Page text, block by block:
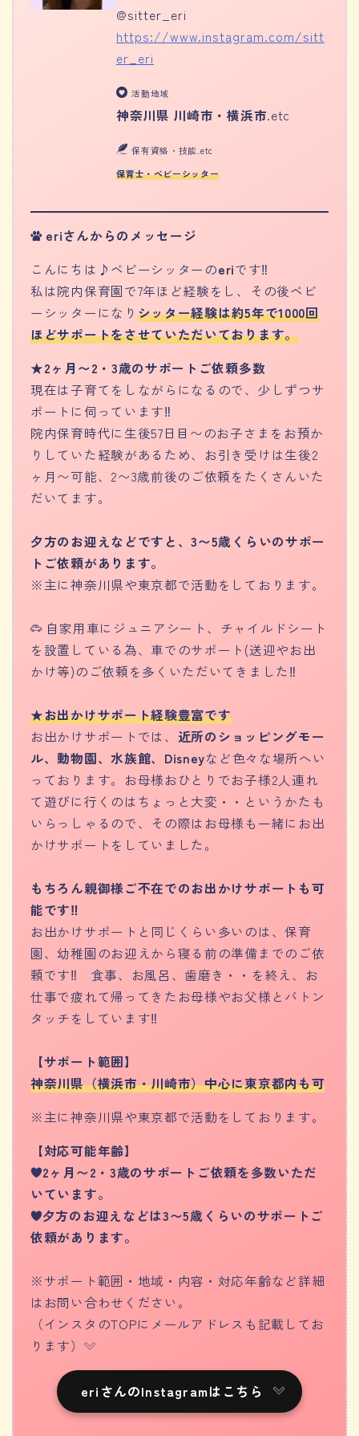
@sitter_eri
https://www.instagram.com/sitt
er_eri
活動地域
神奈川県 川崎市・横浜市.etc
保有資格・技能.etc
保育士・ベビーシッター
eriさんからのメッセージ
こんにちは♪ベビーシッターのeriです‼︎
私は院内保育園で7年ほど経験をし、その後ベビ
ーシッターになり シッター経験は約5年で1000回
ほどサポートをさせていただいております。
★2ヶ月〜2・3歳のサポートご依頼多数
現在は子育てをしながらになるので、少しずつサ
ポートに伺っています‼︎
院内保育時代に生後57日目〜のお子さまをお預か
りしていた経験があるため、お引き受けは生後2
ヶ月〜可能、2〜3歳前後のご依頼をたくさんいた
だいてます。
夕方のお迎えなどですと、3〜5歳くらいのサポー
トご依頼があります。
※主に神奈川県や東京都で活動をしております。
自家用車にジュニアシート、チャイルドシート
を設置している為、車でのサポート(送迎やお出
かけ等)のご依頼を多くいただいてきました‼︎
★お出かけサポート経験豊富です
お出かけサポートでは、 近所のショッピングモー
ル、動物園、水族館、Disneyなど色々な場所へい
っております。お母様おひとりでお子様2人連れ
て遊びに行くのはちょっと大変・・というかたも
いらっしゃるので、その際はお母様も一緒にお出
かけサポートをしていました。
もちろん親御様ご不在でのお出かけサポートも可
能です‼︎
お出かけサポートと同じくらい多いのは、保育
園、幼稚園のお迎えから寝る前の準備までのご依
頼です‼︎ 食事、お風呂、歯磨き・・を終え、お
仕事で疲れて帰ってきたお母様やお父様とバトン
タッチをしています‼︎
【サポート範囲】
神奈川県（横浜市・川崎市）中心に東京都内も可
※主に神奈川県や東京都で活動をしております。
【対応可能年齢】
2ヶ月〜2・3歳のサポートご依頼を多数いただ
いています。
夕方のお迎えなどは3〜5歳くらいのサポートご
依頼があります。
※サポート範囲・地域・内容・対応年齢など詳細
はお問い合わせください。
（インスタのTOPにメールアドレスも記載してお
ります）
eriさんのInstagramはこちら